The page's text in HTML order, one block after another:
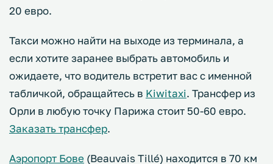
20 евро.
Такси можно найти на выходе из терминала, а
если хотите заранее выбрать автомобиль и
ожидаете, что водитель встретит вас с именной
табличкой, обращайтесь в Kiwitaxi. Трансфер из
Орли в любую точку Парижа стоит 50-60 евро.
Заказать трансфер.
Аэропорт Бове (Beauvais Tillé) находится в 70 км